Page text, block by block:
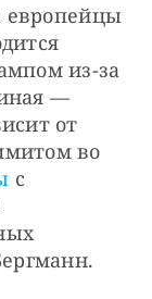
европейцы
из-за
—
от
во
с